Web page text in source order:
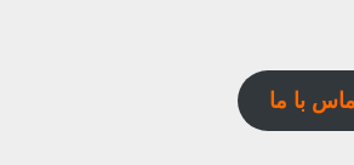
با ما